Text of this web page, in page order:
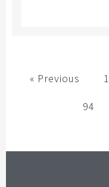
« Previous 1
94